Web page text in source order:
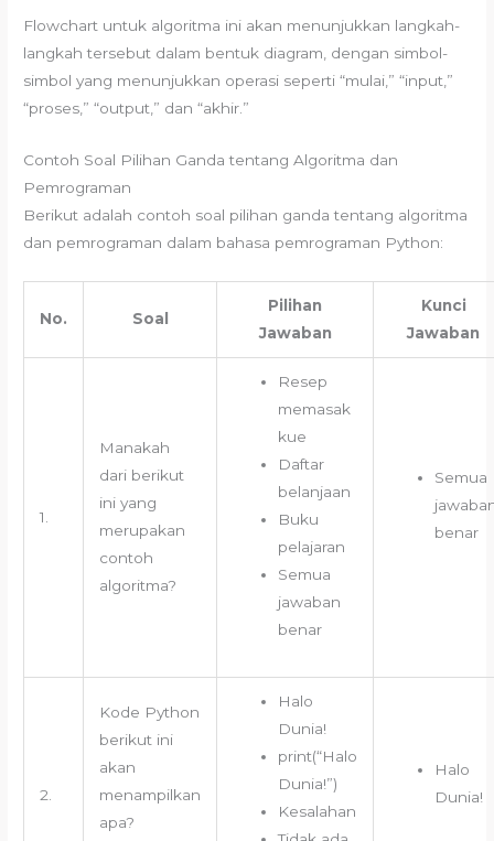
Flowchart untuk algoritma ini akan menunjukkan langkah-
langkah tersebut dalam bentuk diagram, dengan simbol-
simbol yang menunjukkan operasi seperti “mulai,” “input,”
“proses,” “output,” dan “akhir.”
Contoh Soal Pilihan Ganda tentang Algoritma dan
Pemrograman
Berikut adalah contoh soal pilihan ganda tentang algoritma
dan pemrograman dalam bahasa pemrograman Python:
No. Soal
Pilihan
Jawaban
Kunci
Jawaban
1.
Manakah
dari berikut
ini yang
merupakan
contoh
algoritma?
Resep
memasak
kue
Daftar
belanjaan
Buku
pelajaran
Semua
jawaban
benar
Semua
benar
2.
Kode Python
berikut ini
akan
menampilkan
apa?
Halo
Dunia!
print(“Halo
Dunia!”)
Kesalahan
Halo
Dunia!